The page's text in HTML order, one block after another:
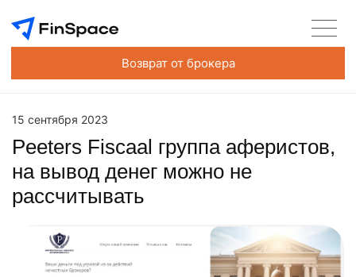
Возврат от брокера
15 сентября 2023
Peeters Fiscaal группа аферистов,
на вывод денег можно не
рассчитывать